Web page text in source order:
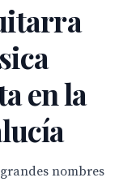
en la
nombres